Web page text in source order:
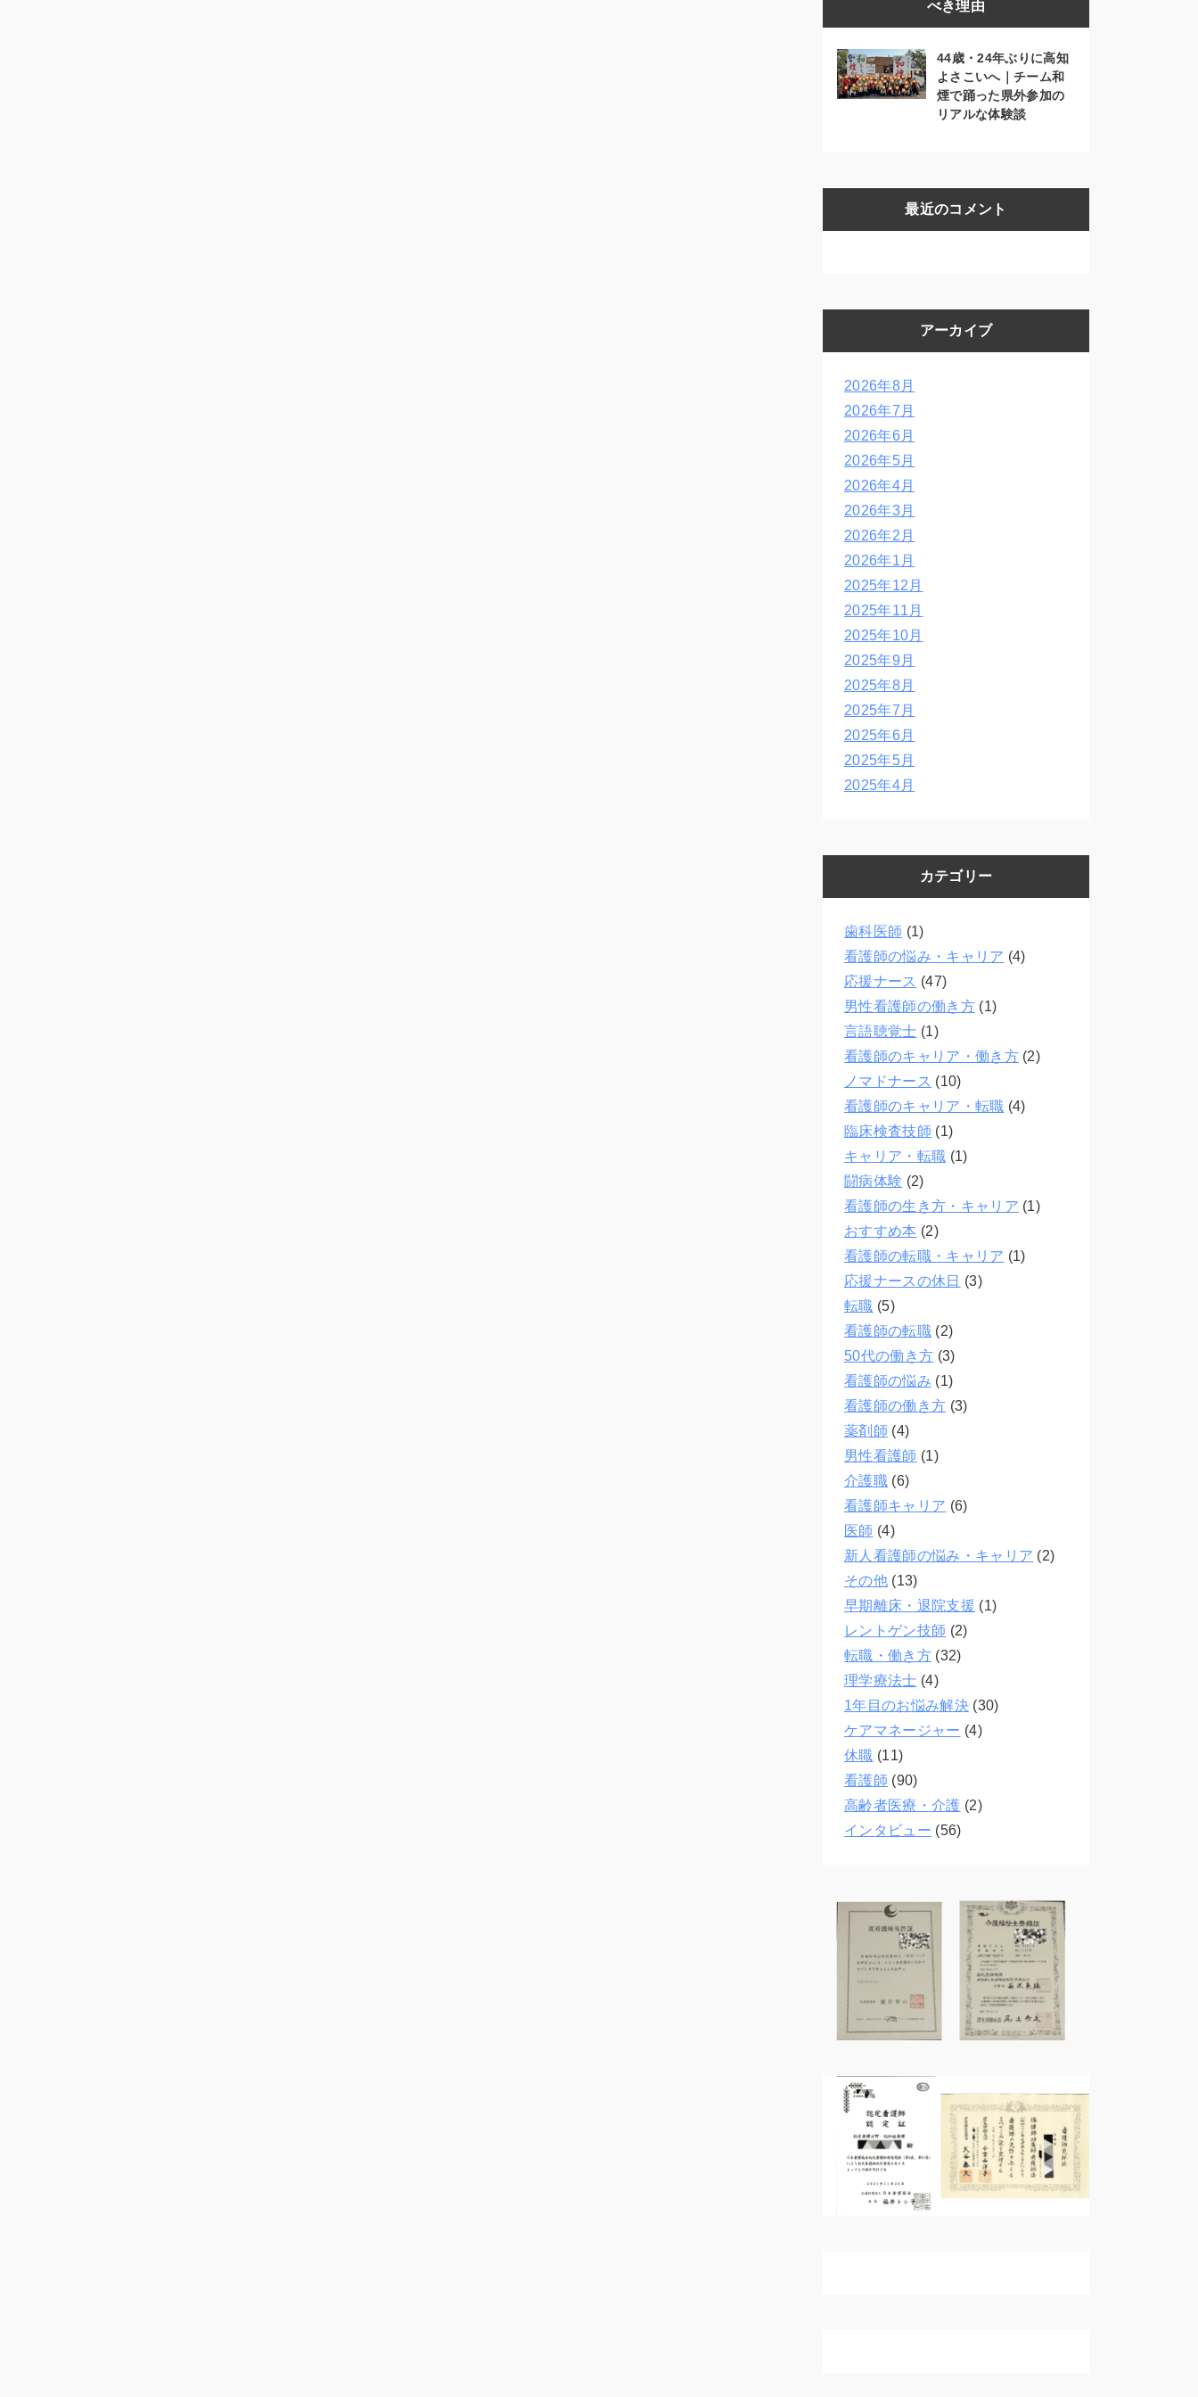
べき理由
44歳・24年ぶりに高知
よさこいへ｜チーム和
煙で踊った県外参加の
リアルな体験談
最近のコメント
アーカイブ
2026年8月
2026年7月
2026年6月
2026年5月
2026年4月
2026年3月
2026年2月
2026年1月
2025年12月
2025年11月
2025年10月
2025年9月
2025年8月
2025年7月
2025年6月
2025年5月
2025年4月
カテゴリー
歯科医師 (1)
看護師の悩み・キャリア (4)
応援ナース (47)
男性看護師の働き方(1)
言語聴覚士 (1)
看護師のキャリア・働き方(2)
ノマドナース (10)
看護師のキャリア・転職 (4)
臨床検査技師 (1)
キャリア・転職 (1)
闘病体験 (2)
看護師の生き方・キャリア (1)
おすすめ本 (2)
看護師の転職・キャリア (1)
応援ナースの休日 (3)
転職 (5)
看護師の転職(2)
50代の働き方 (3)
看護師の悩み (1)
看護師の働き方 (3)
薬剤師 (4)
男性看護師 (1)
介護職(6)
看護師キャリア (6)
医師 (4)
新人看護師の悩み・キャリア (2)
その他(13)
早期離床・退院支援 (1)
レントゲン技師 (2)
転職・働き方(32)
理学療法士 (4)
1年目のお悩み解決(30)
ケアマネージャー (4)
休職 (11)
看護師 (90)
高齢者医療・介護 (2)
インタビュー (56)